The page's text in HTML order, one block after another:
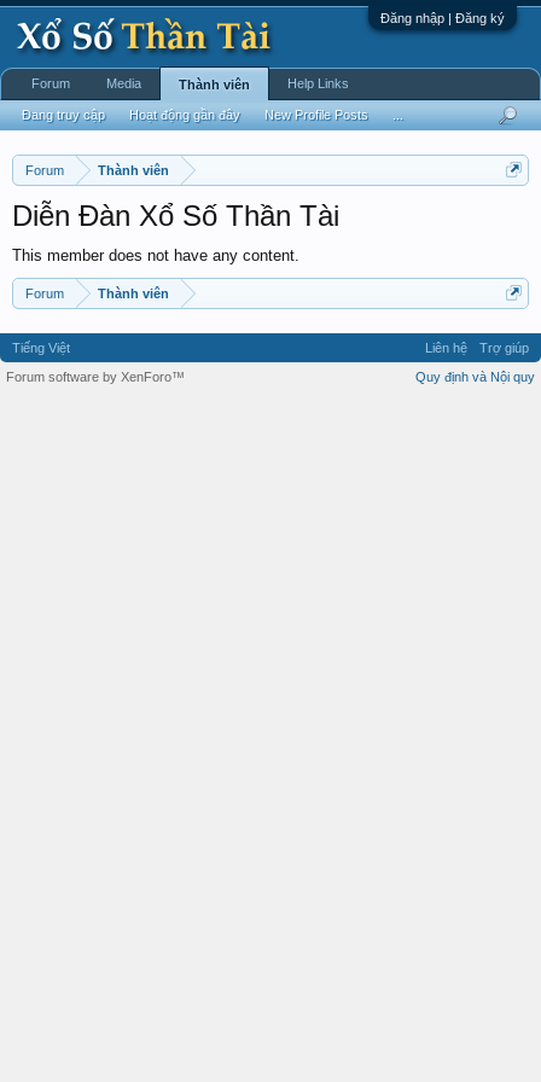
Đăng nhập | Đăng ký
Forum Thành viên
Diễn Đàn Xổ Số Thần Tài
This member does not have any content.
Forum Thành viên
Forum Media Thành viên
Đang truy cập Hoạt động gần đây New Profile Posts
Help Links
Tiếng Việt Liên hệ
Trợ giúp
Quy định và Nội quy
Forum software by XenForo™